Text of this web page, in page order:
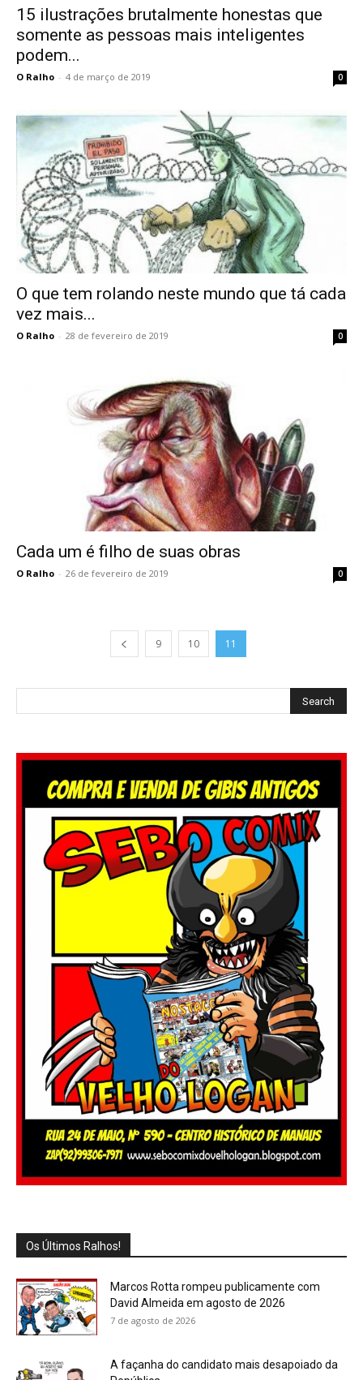
15 ilustrações brutalmente honestas que
somente as pessoas mais inteligentes
podem...
O Ralho - 4 de março de 2019 0
O que tem rolando neste mundo que tá cada
vez mais...
O Ralho - 28 de fevereiro de 2019 0
Cada um é filho de suas obras
O Ralho - 26 de fevereiro de 2019 0
9 10 11
Os Últimos Ralhos!
Marcos Rotta rompeu publicamente com
David Almeida em agosto de 2026
7 de agosto de 2026
A façanha do candidato mais desapoiado da